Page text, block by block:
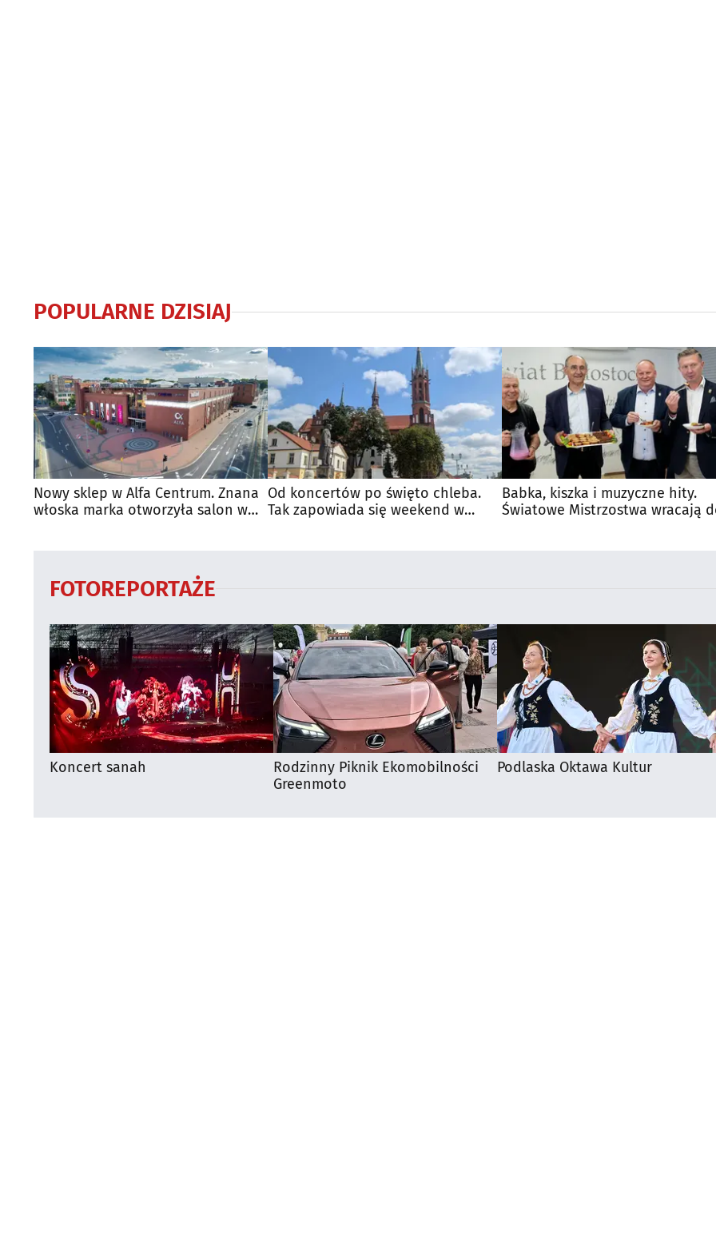
POPULARNE DZISIAJ
Nowy sklep w Alfa Centrum. Znana
włoska marka otworzyła salon w
Od koncertów po święto chleba.
Tak zapowiada się weekend w
Babka, kiszka i muzyczne hity.
Światowe Mistrzostwa wracają
FOTOREPORTAŻE
Koncert sanah
Rodzinny Piknik Ekomobilności
Greenmoto
Podlaska Oktawa Kultur